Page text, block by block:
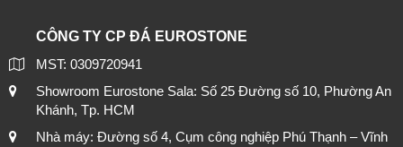
CÔNG TY CP ĐÁ EUROSTONE
MST: 0309720941
Showroom Eurostone Sala: Số 25 Đường số 10, Phường An
Khánh, Tp. HCM
Nhà máy: Đường số 4, Cụm công nghiệp Phú Thạnh – Vĩnh